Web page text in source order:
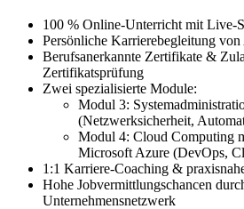
100 % Online-Unterricht mit Live-
Persönliche Karrierebegleitung von
Berufsanerkannte Zertifikate &
Zertifikatsprüfung
Zwei spezialisierte Module:
Modul 3:
(Netzwerksicherheit,
Modul 4: Cloud Computing
Microsoft Azure (DevOps,
1:1 Karriere-Coaching &
Hohe Jobvermittlungschancen
Unternehmensnetzwerk